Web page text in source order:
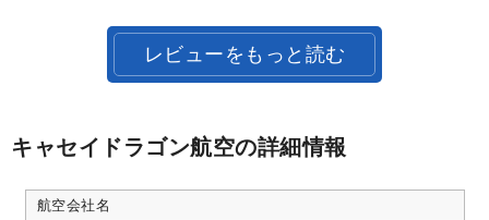
様
on
21
Feb
レビューをもっと読む
キャセイドラゴン航空の詳細情報
航空会社名